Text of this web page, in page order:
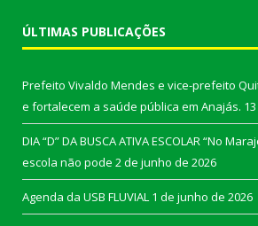
ÚLTIMAS PUBLICAÇÕES
Prefeito Vivaldo Mendes e vice-prefeito
e fortalecem a saúde pública em Anajás.
DIA “D” DA BUSCA ATIVA ESCOLAR “No
escola não pode 2 de junho de 2026
Agenda da USB FLUVIAL 1 de junho de 2026